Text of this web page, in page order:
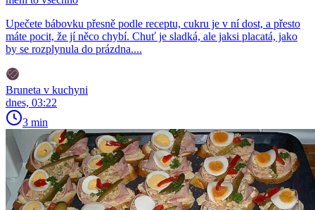
Upečete bábovku přesně podle receptu, cukru je v ní dost, a přesto
máte pocit, že jí něco chybí. Chuť je sladká, ale jaksi placatá, jako
by se rozplynula do prázdna....
Bruneta v kuchyni
dnes, 03:22
3 min